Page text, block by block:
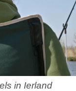
in Ierland